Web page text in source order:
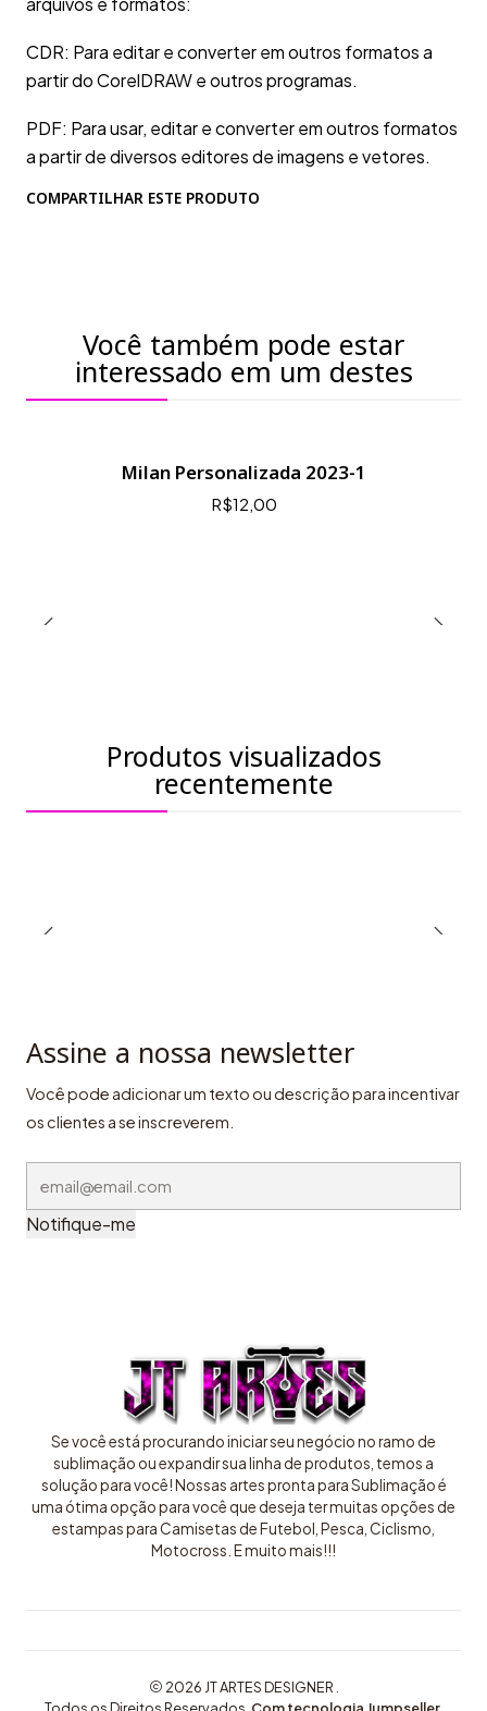
CDR: Para editar e converter em outros formatos a
partir do CorelDRAW e outros programas.
PDF: Para usar, editar e converter em outros formatos
a partir de diversos editores de imagens e vetores.
COMPARTILHAR ESTE PRODUTO
Você também pode estar
interessado em um destes
Milan Personalizada 2023-1
R$12,00
Produtos visualizados
recentemente
Assine a nossa newsletter
Você pode adicionar um texto ou descrição para incentivar
os clientes a se inscreverem.
Notifique-me
Se você está procurando iniciar seu negócio no ramo de
sublimação ou expandir sua linha de produtos, temos a
solução para você! Nossas artes pronta para Sublimação é
uma ótima opção para você que deseja ter muitas opções de
estampas para Camisetas de Futebol, Pesca, Ciclismo,
Motocross. E muito mais!!!
2026 JT ARTES DESIGNER .